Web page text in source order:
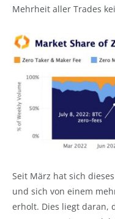
Mehrheit aller Trades
Seit März hat sich
und sich von einem
erholt. Dies liegt daran,